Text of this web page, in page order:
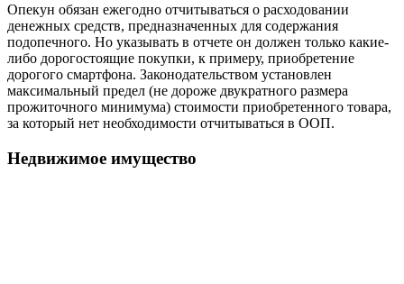
Опекун обязан ежегодно отчитываться о расходовании
денежных средств, предназначенных для содержания
подопечного. Но указывать в отчете он должен только какие-
либо дорогостоящие покупки, к примеру, приобретение
дорогого смартфона. Законодательством установлен
максимальный предел (не дороже двукратного размера
прожиточного минимума) стоимости приобретенного товара,
за который нет необходимости отчитываться в ООП.
Недвижимое имущество